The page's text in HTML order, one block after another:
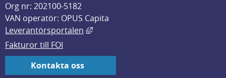
Org nr: 202100-5182
VAN operatör: OPUS Capita
Leverantörsportalen
Länk till annan webbplats, öppnas
Fakturor till FOI
Kontakta oss